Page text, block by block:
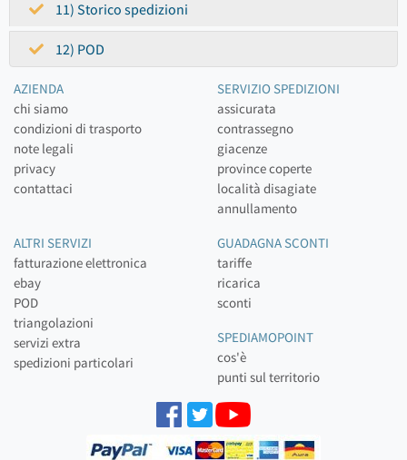
11) Storico spedizioni
12) POD
AZIENDA
chi siamo
condizioni di trasporto
note legali
privacy
contattaci
SERVIZIO SPEDIZIONI
assicurata
contrassegno
giacenze
province coperte
località disagiate
annullamento
ALTRI SERVIZI
fatturazione elettronica
ebay
POD
triangolazioni
servizi extra
spedizioni particolari
GUADAGNA SCONTI
tariffe
ricarica
sconti
SPEDIAMOPOINT
cos'è
punti sul territorio